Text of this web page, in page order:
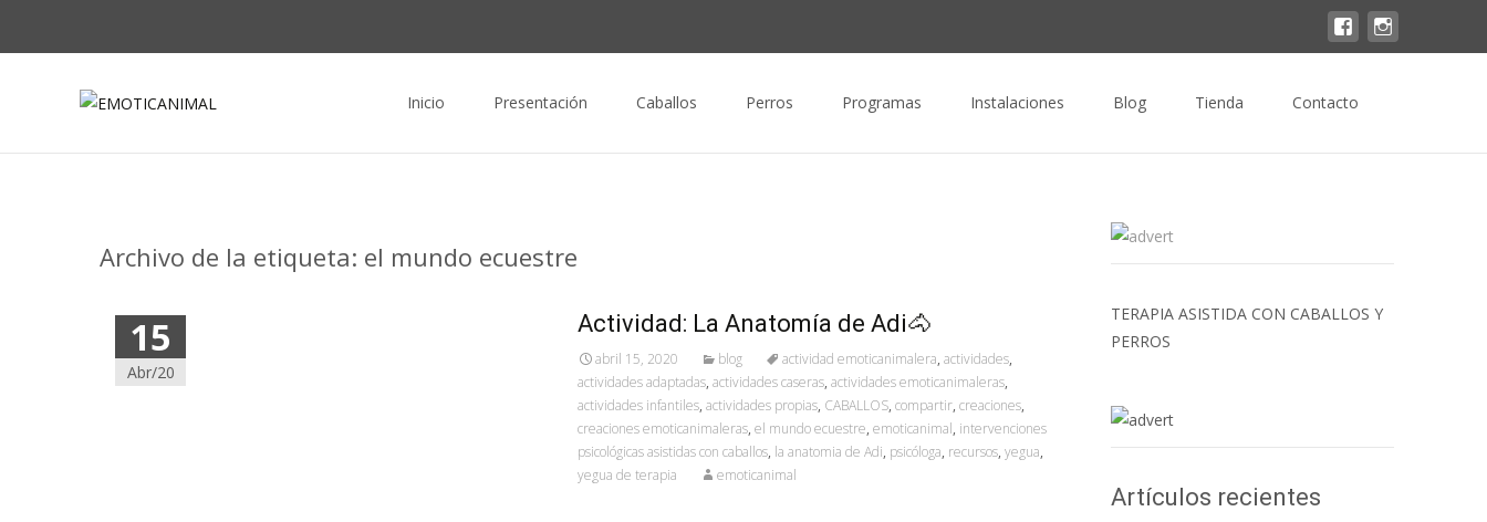
Inicio
Presentación Caballos Perros Programas Instalaciones Blog Tienda Contacto
Archivo de la etiqueta: el mundo ecuestre
15
Abr/20
Actividad: La Anatomía de Adi🐴
abril 15, 2020 blog actividad emoticanimalera, actividades,
actividades adaptadas, actividades caseras, actividades emoticanimaleras,
actividades infantiles, actividades propias, CABALLOS, compartir, creaciones,
creaciones emoticanimaleras, el mundo ecuestre, emoticanimal, intervenciones
psicológicas asistidas con caballos, la anatomia de Adi, psicóloga, recursos, yegua,
yegua de terapia
emoticanimal
TERAPIA ASISTIDA CON CABALLOS Y
PERROS
Artículos recientes